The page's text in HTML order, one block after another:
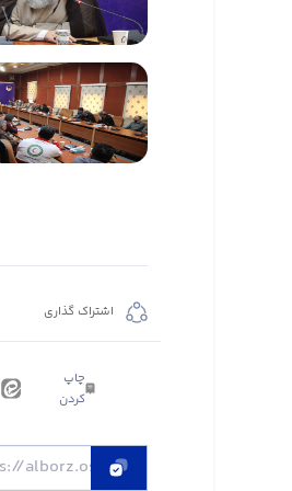
اشتراک گذاری
چاپ
کردن